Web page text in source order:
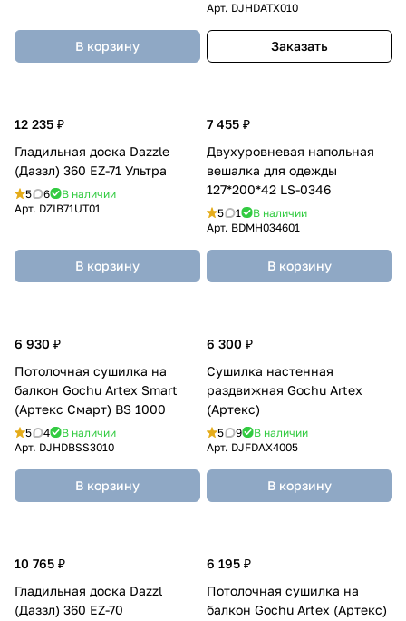
В корзину
Арт. DJHDATX010
Заказать
12 235 ₽
Гладильная доска Dazzle
(Даззл) 360 EZ-71 Ультра
5 6
В наличии
Арт. DZIB71UT01
В корзину
7 455 ₽
Двухуровневая напольная
вешалка для одежды
127*200*42 LS-0346
5 1
В наличии
Арт. BDMH034601
В корзину
6 930 ₽
Потолочная сушилка на
балкон Gochu Artex Smart
(Артекс Смарт) BS 1000
5 4
В наличии
Арт. DJHDBSS3010
В корзину
6 300 ₽
Сушилка настенная
раздвижная Gochu Artex
(Артекс)
5 9
В наличии
Арт. DJFDAX4005
В корзину
10 765 ₽
Гладильная доска Dazzl
(Даззл) 360 EZ-70
6 195 ₽
Потолочная сушилка на
балкон Gochu Artex (Артекс)